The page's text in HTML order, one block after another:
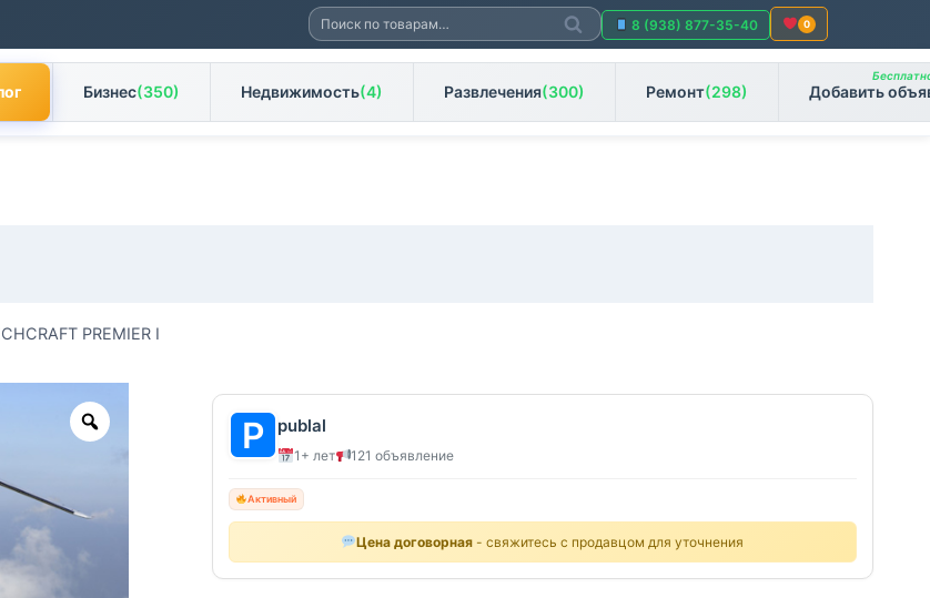
Искать:
Поиск
8 (938) 877-35-40 0
Бизнес(350) Недвижимость(4) Развлечения(300) Ремонт(298) Добавить
PREMIER I
Zoom publal
1+ лет 121 объявление
Активный
Цена договорная - свяжитесь с продавцом для уточнения